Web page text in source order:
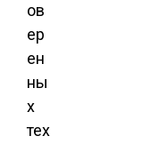
ов
ер
ен
ны
х
тех